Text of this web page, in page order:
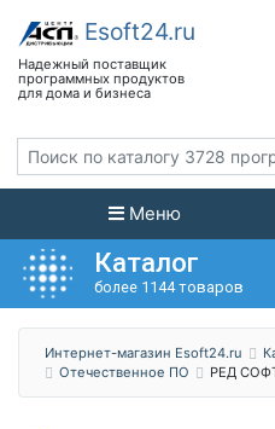
Меню
Каталог
более 1144 товаров
Интернет-магазин Esoft24.ru
Отечественное ПО
РЕД